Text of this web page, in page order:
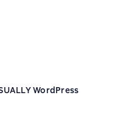
0 на основе 0 оценок
WordPress
0 на основе 0 оценок